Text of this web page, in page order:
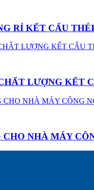
RỈ KẾT CẤU
LƯỢNG KẾT
NHÀ MÁY